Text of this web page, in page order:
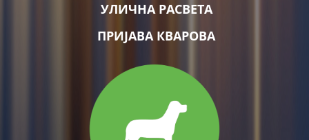
УЛИЧНА РАСВЕТА
ПРИЈАВА КВАРОВА